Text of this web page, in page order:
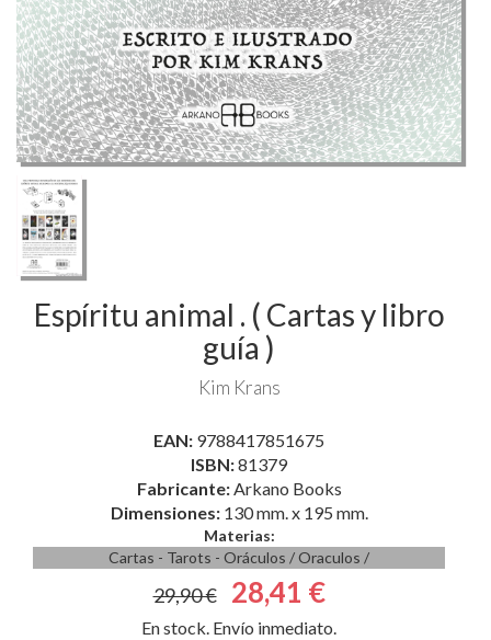
Espíritu animal . ( Cartas y libro
guía )
Kim Krans
EAN: 9788417851675
ISBN:81379
Fabricante:Arkano Books
Dimensiones:130 mm. x 195 mm.
Materias:
Cartas - Tarots - Oráculos /Oraculos /
29,90 € 28,41 €
En stock. Envío inmediato.